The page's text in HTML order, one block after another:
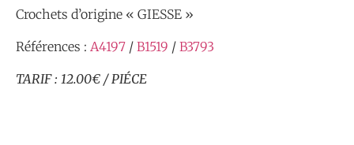
Crochets d’origine « GIESSE »
Références : A4197 / B1519 / B3793
TARIF : 12.00€ / PIÉCE